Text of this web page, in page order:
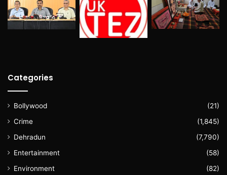
Categories
Bollywood
(21)
Crime
(1,845)
Dehradun
(7,790)
Entertainment
(58)
Environment
(82)